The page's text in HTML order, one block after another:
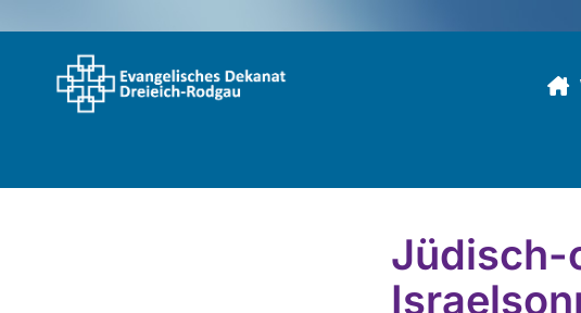
Jüdisch-